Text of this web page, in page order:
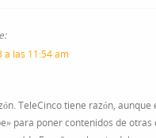
a las 11:54 am
TeleCinco tiene razón,
para poner contenidos de